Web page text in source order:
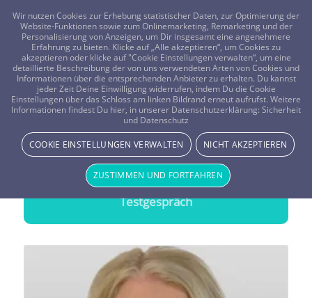
FRAGEN? KOSTENLOS ANRUFEN: 0800-8478266
Energiearbeiter
Treffsichere Beratung durchEnergiearbeiter
20 Minuten gratis Testen
Wähle einen Berater und starte Dein
Testgespräch
Wir nutzen Cookies zur Erhebung statistischer Daten, zur Optimierung der
Website-Funktionen sowie zum Onlinemarketing, Remarketing und der
Personalisierung von Anzeigen, um Dir insgesamt eine angenehmere
Erfahrung zu bieten. Klicke auf „Alle akzeptieren“, um Cookies zu
akzeptieren oder klicke auf "Cookie Einstellungen verwalten“, um eine
detaillierte Beschreibung der von uns verwendeten Arten von Cookies und
Informationen über die entsprechenden Anbieter zu erhalten. Du kannst
jeder Zeit Deine Einwilligung widerrufen, indem Du die Cookie
Einstellungen über das Schloss am linken Bildrand erneut aufrufst. Weitere
Informationen findest Du hier, in unserer Datenschutzerklärung: Sicherheit
und Datenschutz
COOKIE EINSTELLUNGEN VERWALTEN NICHT AKZEPTIEREN
ZUSTIMMEN UND FORTFAHREN